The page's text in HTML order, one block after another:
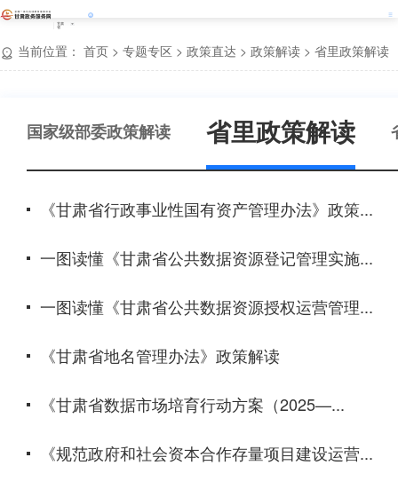
甘肃
省
当前位置： 首页 > 专题专区 > 政策直达 > 政策解读 > 省里政策解读
国家级部委政策解读 省里政策解读
《甘肃省行政事业性国有资产管理办法》政策...
一图读懂《甘肃省公共数据资源登记管理实施...
一图读懂《甘肃省公共数据资源授权运营管理...
《甘肃省地名管理办法》政策解读
《甘肃省数据市场培育行动方案（2025—...
《规范政府和社会资本合作存量项目建设运营...